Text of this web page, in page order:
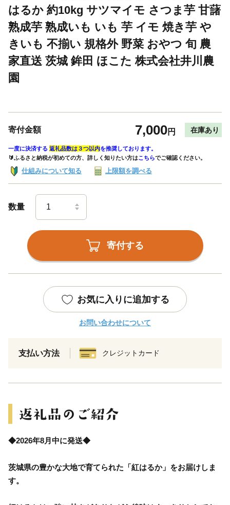
はるか 約10kg サツマイモ さつま芋 甘藷
熟成芋 熟成いも いも 芋 イモ 焼き芋 や
きいも 不揃い 規格外 野菜 おやつ 旬 農
家直送 茨城 鉾田 ほこた 株式会社井川農
園
寄付金額 7,000円 在庫あり
一度に決済する 返礼品数は３つ以内を推奨しております。
🔰ふるさと納税が初めての方、詳しく知りたい方はこちらでご確認ください。
仕組みについて知る 上限額を調べる
数量
寄付する
お気に入りに追加する
お問い合わせについて
支払い方法 クレジットカード
◆2026年8月中に発送◆
茨城県の豊かな大地で育てられた「紅はるか」をお届けしま
す。